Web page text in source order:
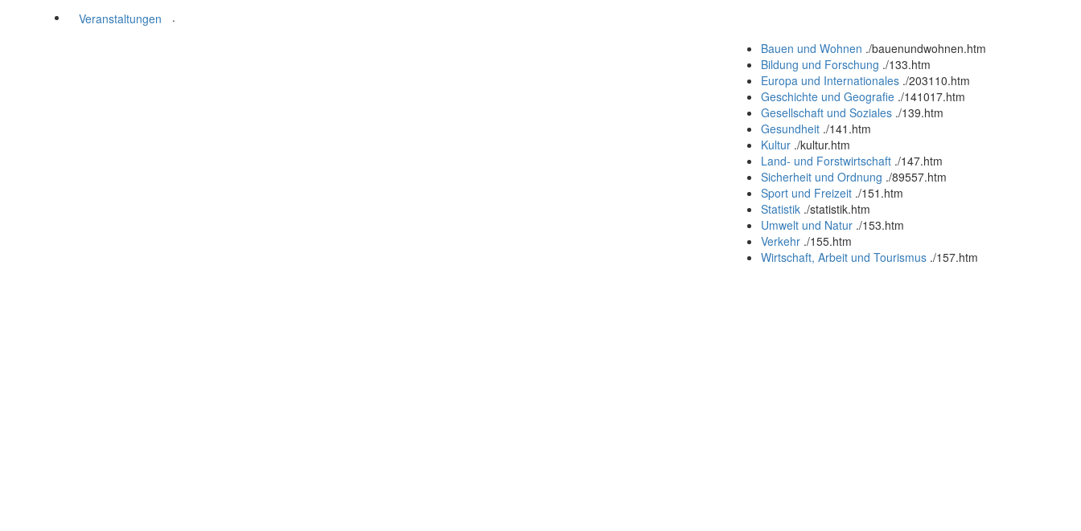
Veranstaltungen
.
Bauen und Wohnen ./bauenundwohnen.htm
Bildung und Forschung ./133.htm
Europa und Internationales ./203110.htm
Geschichte und Geografie ./141017.htm
Gesellschaft und Soziales ./139.htm
Gesundheit ./141.htm
Kultur ./kultur.htm
Land- und Forstwirtschaft ./147.htm
Sicherheit und Ordnung ./89557.htm
Sport und Freizeit ./151.htm
Statistik ./statistik.htm
Umwelt und Natur ./153.htm
Verkehr ./155.htm
Wirtschaft, Arbeit und Tourismus ./157.htm